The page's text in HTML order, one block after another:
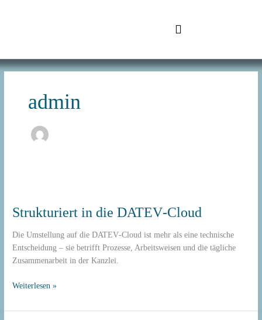
admin
Strukturiert in die DATEV‑Cloud
Die Umstellung auf die DATEV‑Cloud ist mehr als eine technische
Entscheidung – sie betrifft Prozesse, Arbeitsweisen und die tägliche
Zusammenarbeit in der Kanzlei.
die
Weiterlesen »